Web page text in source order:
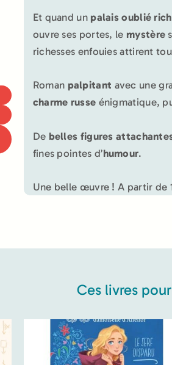
Et quand un palais oublié
ouvre ses portes, le mystère
richesses enfouies attirent
Roman palpitant avec une
charme russe énigmatique,
De belles figures
fines pointes d’humour.
Une belle œuvre ! A partir de
Ces livres